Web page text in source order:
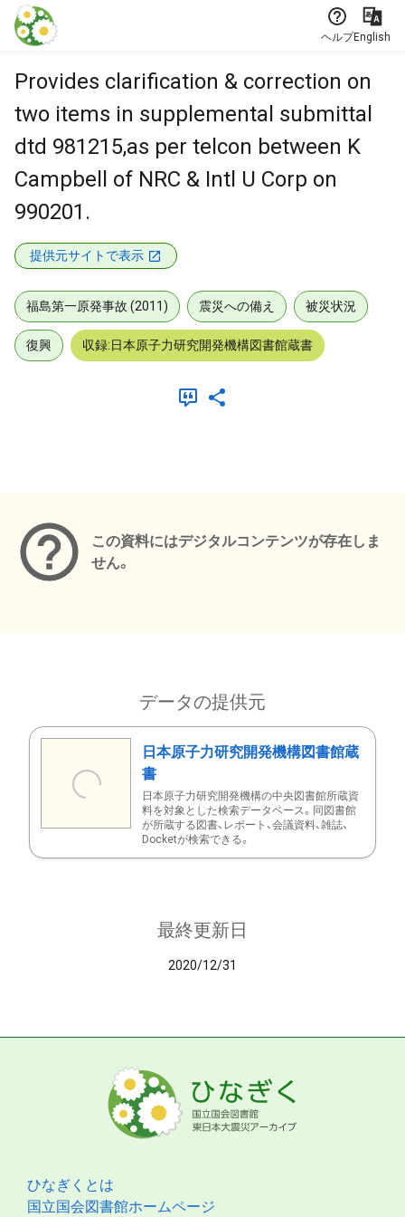
本文に飛ぶ
ヘルプEnglish
Provides clarification & correction on
two items in supplemental submittal
dtd 981215,as per telcon between K
Campbell of NRC & Intl U Corp on
990201.
提供元サイトで表示
福島第一原発事故 (2011) 震災への備え 被災状況
復興 収録:日本原子力研究開発機構図書館蔵書
この資料にはデジタルコンテンツが存在しま
せん。
データの提供元
日本原子力研究開発機構図書館蔵
書
日本原子力研究開発機構の中央図書館所蔵資
料を対象とした検索データベース。同図書館
が所蔵する図書、レポート、会議資料、雑誌、
Docketが検索できる。
最終更新日
2020/12/31
ひなぎくとは
国立国会図書館ホームページ